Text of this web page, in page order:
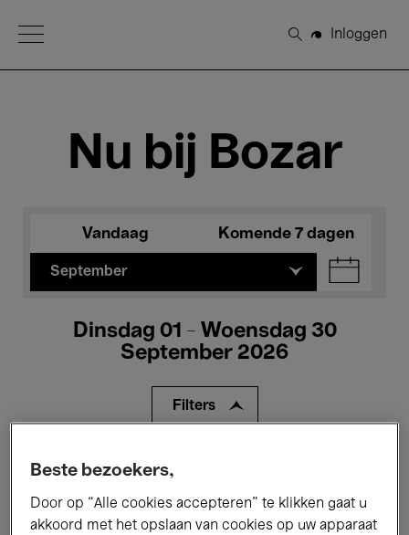
Open Menu
Zoeken
Inloggen
Nu bij Bozar
Vandaag Komende 7 dagen
September
Dinsdag 01 - Woensdag 30
September 2026
Filters
Alle evenementen
Tentoonstellingen Films
Beste bezoekers,
Door op “Alle cookies accepteren” te klikken gaat u
akkoord met het opslaan van cookies op uw apparaat